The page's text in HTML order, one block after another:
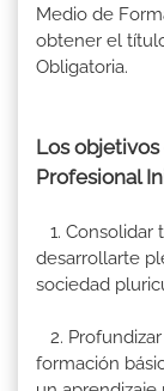
Medio de
obtener el
Obligatoria.
Los
Profesional
1. Consolidar
desarrollarte
sociedad
2.
formación